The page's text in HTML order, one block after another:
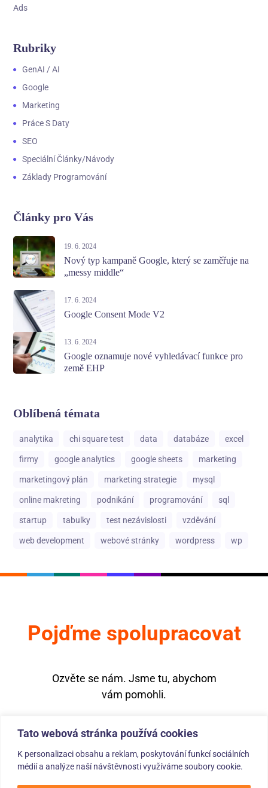
Tato webová stránka používá cookies
K personalizaci obsahu a reklam, poskytování funkcí sociálních
médií a analýze naší návštěvnosti využíváme soubory cookie.
Ads
Rubriky
GenAI / AI
Google
Marketing
Práce S Daty
SEO
Speciální Články/návody
Základy Programování
Články pro Vás
19. 6. 2024
Nový typ kampaně Google, který se zaměřuje na
„messy middle“
17. 6. 2024
Google Consent Mode V2
13. 6. 2024
Google oznamuje nové vyhledávací funkce pro
země EHP
Oblíbená témata
analytika chi square test data databáze excel
firmy google analytics google sheets marketing
marketingový plán marketing strategie mysql
online makreting podnikání programování sql
startup tabulky test nezávislosti vzděvání
web development webové stránky wordpress wp
Pojďme spolupracovat
Ozvěte se nám. Jsme tu, abychom
vám pomohli.